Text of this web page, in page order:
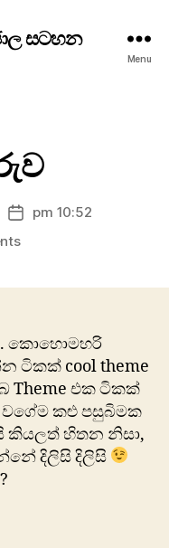
සටහන
Menu
Postpm 10:52
on
කොහොමහරි
ටිකක් cool theme
Theme එක ටිකක්
වගේම කළු පසුබිමක
කියලත් හිතන නිසා,
දිලිසි දිලිසි